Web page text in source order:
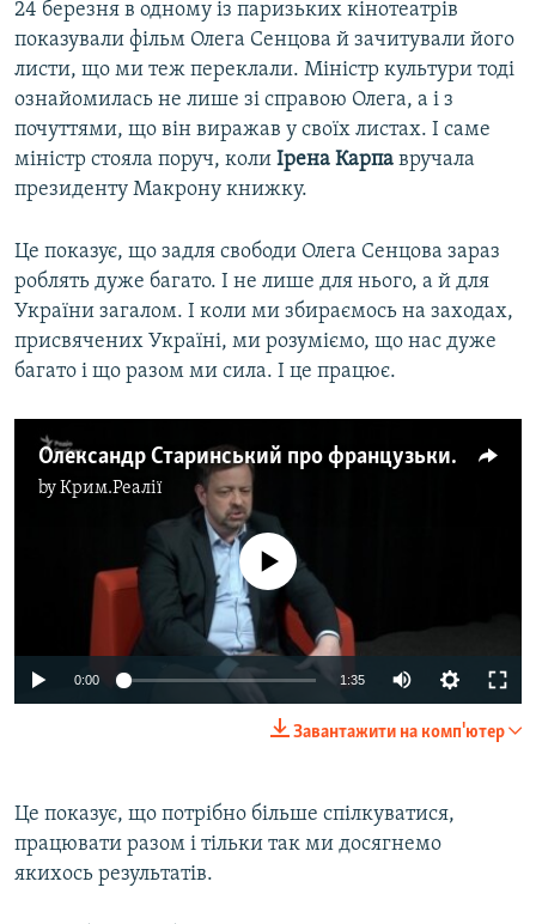
24 березня в одному із паризьких кінотеатрів
показували фільм Олега Сенцова й зачитували його
листи, що ми теж переклали. Міністр культури тоді
ознайомилась не лише зі справою Олега, а і з
почуттями, що він виражав у своїх листах. І саме
міністр стояла поруч, коли Ірена Карпа вручала
президенту Макрону книжку.
Це показує, що задля свободи Олега Сенцова зараз
роблять дуже багато. І не лише для нього, а й для
України загалом. І коли ми збираємось на заходах,
присвячених Україні, ми розуміємо, що нас дуже
багато і що разом ми сила. І це працює.
Олександр Старинський про французький переклад книжки Олега Сенцова
byКрим.Реалії
No media source currently available
0:00 1:35
Завантажити на комп'ютер
Це показує, що потрібно більше спілкуватися,
працювати разом і тільки так ми досягнемо
якихось результатів.